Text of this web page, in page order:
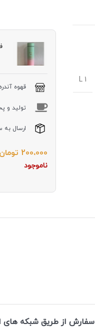
1 L
قهوه آندره
توليد و
ارسال به
200،000 تومان
ناموجود
سفارش از طریق شبکه های